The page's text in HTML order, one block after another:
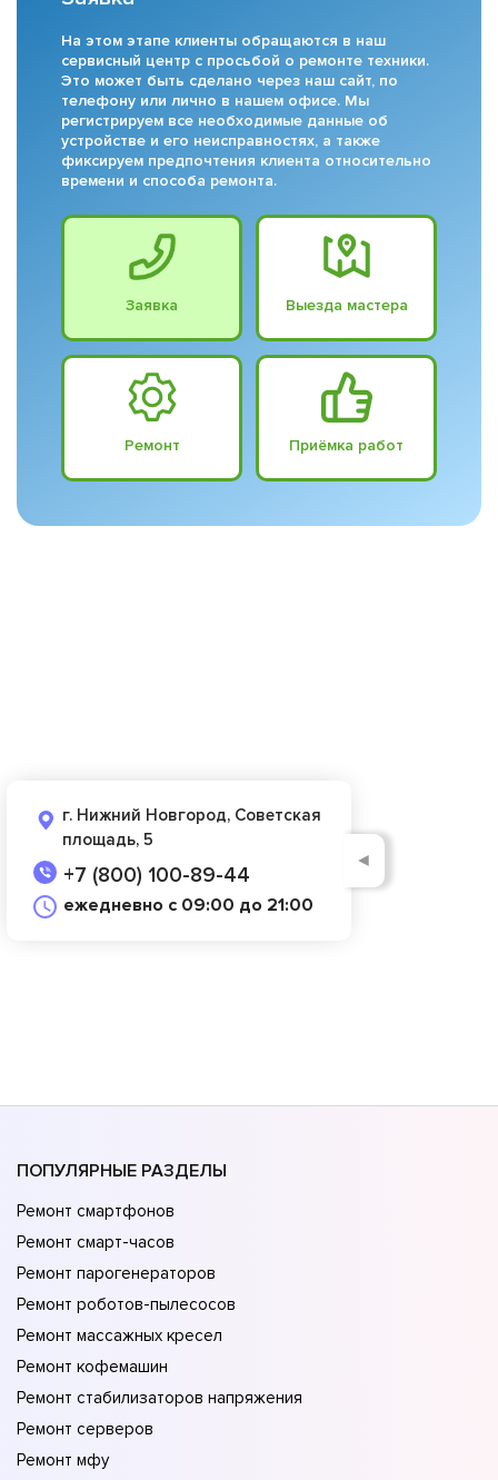
На этом этапе клиенты обращаются в наш
сервисный центр с просьбой о ремонте техники.
Это может быть сделано через наш сайт, по
телефону или лично в нашем офисе. Мы
регистрируем все необходимые данные об
устройстве и его неисправностях, а также
фиксируем предпочтения клиента относительно
времени и способа ремонта.
Заявка Выезда мастера
Ремонт Приёмка работ
г. Нижний Новгород, Советская
площадь, 5
+7 (800) 100-89-44
ежедневно с 09:00 до 21:00
◄
ПОПУЛЯРНЫЕ РАЗДЕЛЫ
Ремонт смартфонов
Ремонт смарт-часов
Ремонт парогенераторов
Ремонт роботов-пылесосов
Ремонт массажных кресел
Ремонт кофемашин
Ремонт стабилизаторов напряжения
Ремонт серверов
Ремонт мфу